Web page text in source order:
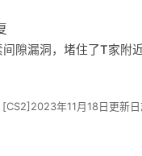
隙漏洞，堵住了T家附
[CS2]2023年11月18日更新